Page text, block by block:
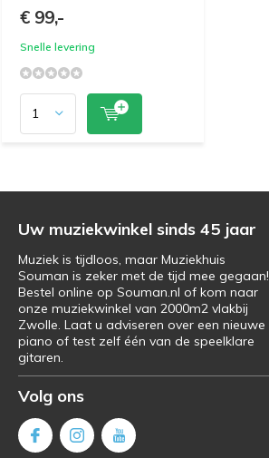
€ 99,-
Snelle levering
Uw muziekwinkel sinds 45 jaar
Muziek is tijdloos, maar Muziekhuis
Souman is zeker met de tijd mee gegaan!
Bestel online op Souman.nl of kom naar
onze muziekwinkel van 2000m2 vlakbij
Zwolle. Laat u adviseren over een nieuwe
piano of test zelf één van de speelklare
gitaren.
Volg ons